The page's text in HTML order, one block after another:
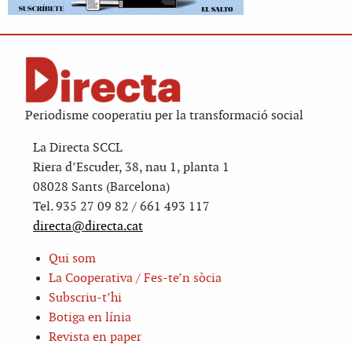
Periodisme cooperatiu per la transformació social
La Directa SCCL
Riera d’Escuder, 38, nau 1, planta 1
08028 Sants (Barcelona)
Tel. 935 27 09 82 / 661 493 117
directa@directa.cat
Qui som
La Cooperativa / Fes-te’n sòcia
Subscriu-t’hi
Botiga en línia
Revista en paper